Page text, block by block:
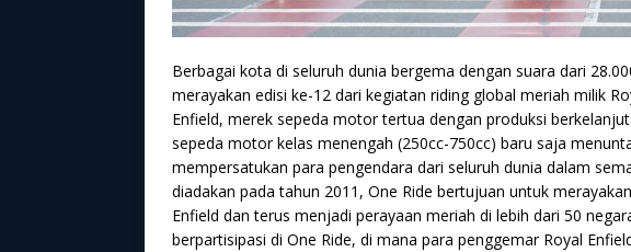
Berbagai kota di seluruh dunia bergema dengan suara dari
merayakan edisi ke-12 dari kegiatan riding global meriah milik
Enfield, merek sepeda motor tertua dengan produksi
sepeda motor kelas menengah (250cc-750cc) baru saja
mempersatukan para pengendara dari seluruh dunia dalam
diadakan pada tahun 2011, One Ride bertujuan untuk
Enfield dan terus menjadi perayaan meriah di lebih dari 50
berpartisipasi di One Ride, di mana para penggemar Royal